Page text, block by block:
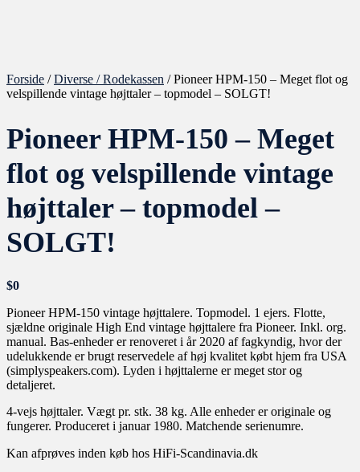
Forside /Diverse / Rodekassen / Pioneer HPM-150 – Meget flot og
velspillende vintage højttaler – topmodel – SOLGT!
Pioneer HPM-150 – Meget
flot og velspillende vintage
højttaler – topmodel –
SOLGT!
$0
Pioneer HPM-150 vintage højttalere. Topmodel. 1 ejers. Flotte,
sjældne originale High End vintage højttalere fra Pioneer. Inkl. org.
manual. Bas-enheder er renoveret i år 2020 af fagkyndig, hvor der
udelukkende er brugt reservedele af høj kvalitet købt hjem fra USA
(simplyspeakers.com). Lyden i højttalerne er meget stor og
detaljeret.
4-vejs højttaler. Vægt pr. stk. 38 kg. Alle enheder er originale og
fungerer. Produceret i januar 1980. Matchende serienumre.
Kan afprøves inden køb hos HiFi-Scandinavia.dk